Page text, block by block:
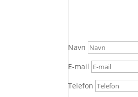
Navn
E-mail
Telefon